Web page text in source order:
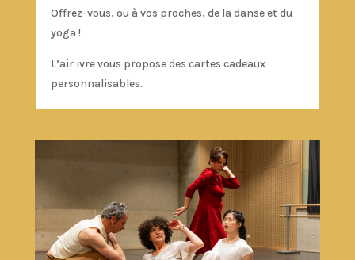
Offrez-vous, ou à vos proches, de la danse et du
yoga !
L’air ivre vous propose des cartes cadeaux
personnalisables.